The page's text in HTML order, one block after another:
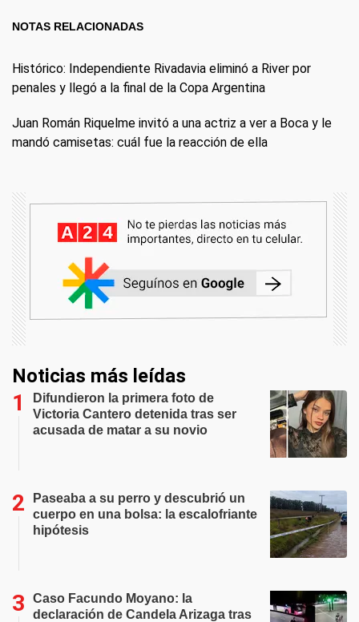
NOTAS RELACIONADAS
Histórico: Independiente Rivadavia eliminó a River por
penales y llegó a la final de la Copa Argentina
Juan Román Riquelme invitó a una actriz a ver a Boca y le
mandó camisetas: cuál fue la reacción de ella
Noticias más leídas
Difundieron la primera foto de
Victoria Cantero detenida tras ser
acusada de matar a su novio
Paseaba a su perro y descubrió un
cuerpo en una bolsa: la escalofriante
hipótesis
Caso Facundo Moyano: la
declaración de Candela Arizaga tras